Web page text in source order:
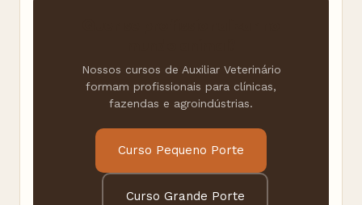
Nossos cursos de Auxiliar Veterinário
formam profissionais para clínicas,
fazendas e agroindústrias.
Curso Pequeno Porte
Curso Grande Porte